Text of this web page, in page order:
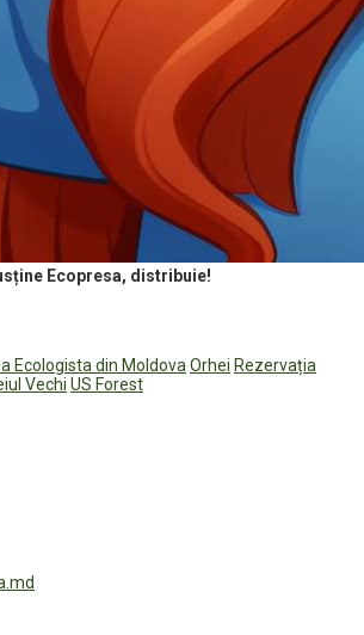
Ecopresa, distribuie!
Ecologista din Moldova Orhei Rezervația
Vechi US Forest